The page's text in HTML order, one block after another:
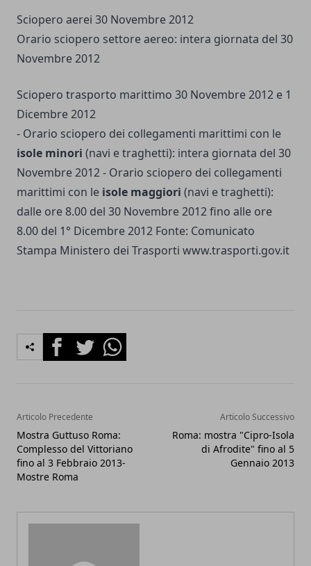
Sciopero aerei 30 Novembre 2012
Orario sciopero settore aereo: intera giornata del 30
Novembre 2012
Sciopero trasporto marittimo 30 Novembre 2012 e 1
Dicembre 2012
- Orario sciopero dei collegamenti marittimi con le
isole minori (navi e traghetti): intera giornata del 30
Novembre 2012 - Orario sciopero dei collegamenti
marittimi con le isole maggiori (navi e traghetti):
dalle ore 8.00 del 30 Novembre 2012 fino alle ore
8.00 del 1° Dicembre 2012 Fonte: Comunicato
Stampa Ministero dei Trasporti www.trasporti.gov.it
FacebookTwitterWhatsapp
Articolo Precedente
Mostra Guttuso Roma:
Complesso del Vittoriano
fino al 3 Febbraio 2013-
Mostre Roma
Articolo Successivo
Roma: mostra "Cipro-Isola
di Afrodite" fino al 5
Gennaio 2013